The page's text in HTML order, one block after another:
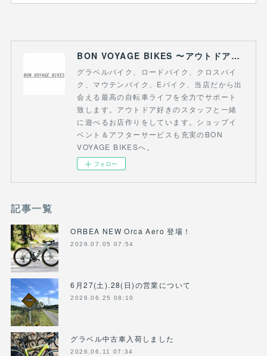
BON VOYAGE BIKES 〜アウトドアライフにつながる自転車専門店〜
グラベルバイク、ロードバイク、クロスバイ
ク、マウテンバイク、Eバイク、当店だから出
会える最高の自転車ライフを全力でサポート
致します。アウトドア好きのスタッフと一緒
に遊べるお店作りをしています。ショップイ
ベント＆アフターサービスも充実のBON
VOYAGE BIKESへ。
フォロー
記事一覧
ORBEA NEW Orca Aero 登場！
2026.07.05 07:54
6月27(土).28(日)の営業について
2026.06.25 08:10
グラベル中古車入荷しました
2026.06.11 07:34